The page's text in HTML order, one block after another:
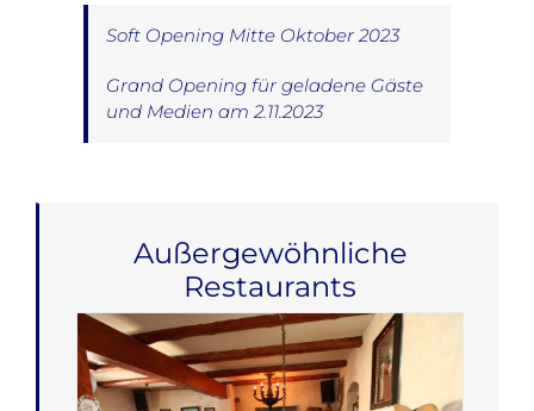
Soft Opening Mitte Oktober 2023
Grand Opening für geladene Gäste
und Medien am 2.11.2023
Außergewöhnliche
Restaurants